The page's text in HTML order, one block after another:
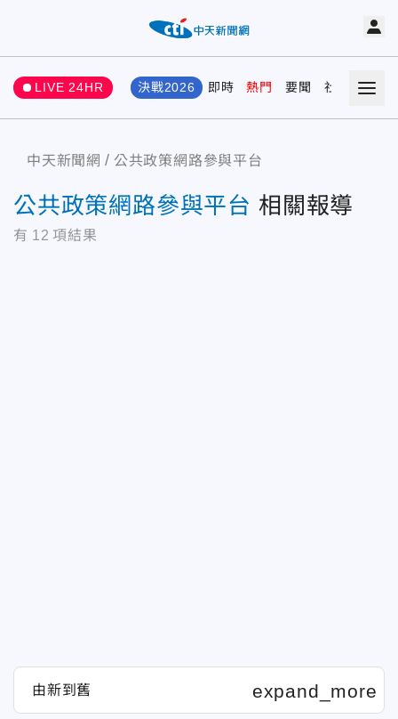
LIVE 24HR 決戰2026 即時 熱門 要聞 社會 娛樂
中天新聞網 公共政策網路參與平台
公共政策網路參與平台 相關報導
有 12 項結果